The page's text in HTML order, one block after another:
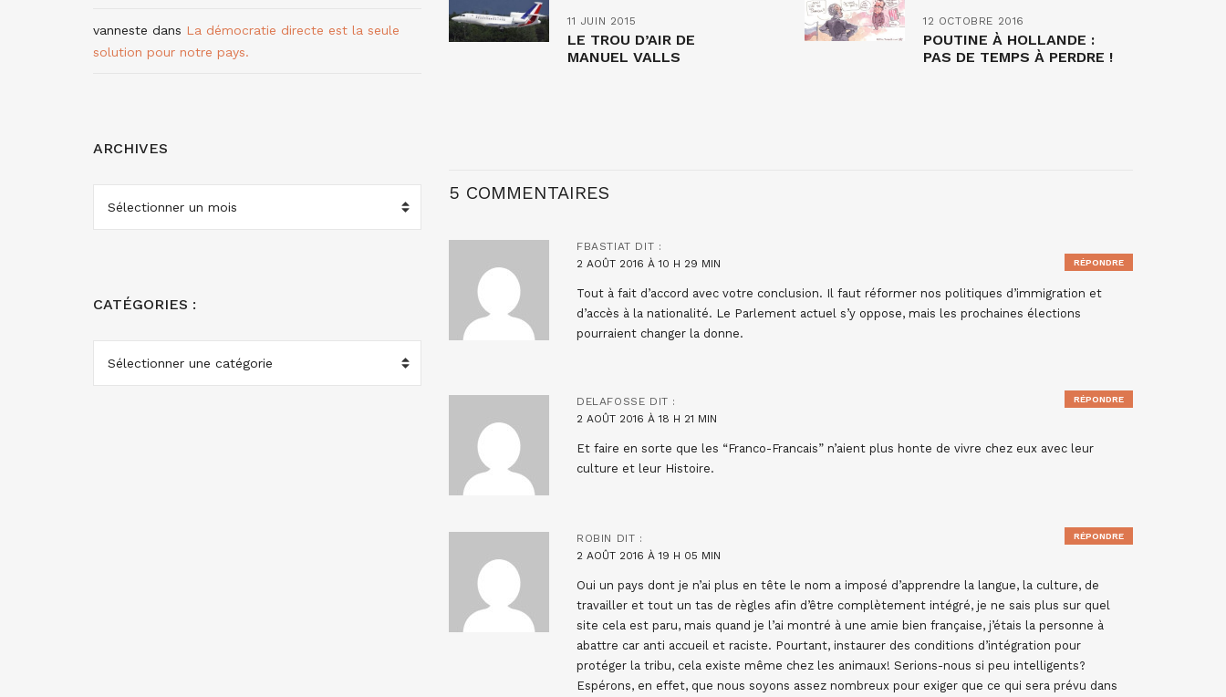
11 JUIN 2015
LE TROU D’AIR DE
MANUEL VALLS
12 OCTOBRE 2016
POUTINE À HOLLANDE :
PAS DE TEMPS À PERDRE !
5 COMMENTAIRES
FBASTIAT DIT :
2 AOÛT 2016 À 10 H 29 MIN
Tout à fait d’accord avec votre conclusion. Il faut réformer nos politiques d’immigration et
d’accès à la nationalité. Le Parlement actuel s’y oppose, mais les prochaines élections
pourraient changer la donne.
RÉPONDRE
DELAFOSSE DIT :
2 AOÛT 2016 À 18 H 21 MIN
Et faire en sorte que les “Franco-Francais” n’aient plus honte de vivre chez eux avec leur
culture et leur Histoire.
RÉPONDRE
ROBIN DIT :
2 AOÛT 2016 À 19 H 05 MIN
Oui un pays dont je n’ai plus en tête le nom a imposé d’apprendre la langue, la culture, de
travailler et tout un tas de règles afin d’être complètement intégré, je ne sais plus sur quel
site cela est paru, mais quand je l’ai montré à une amie bien française, j’étais la personne à
abattre car anti accueil et raciste. Pourtant, instaurer des conditions d’intégration pour
protéger la tribu, cela existe même chez les animaux! Serions-nous si peu intelligents?
Espérons, en effet, que nous soyons assez nombreux pour exiger que ce qui sera prévu dans
RÉPONDRE
vanneste dans La démocratie directe est la seule
solution pour notre pays.
ARCHIVES
ARCHIVES
CATÉGORIES :
CATÉGORIES